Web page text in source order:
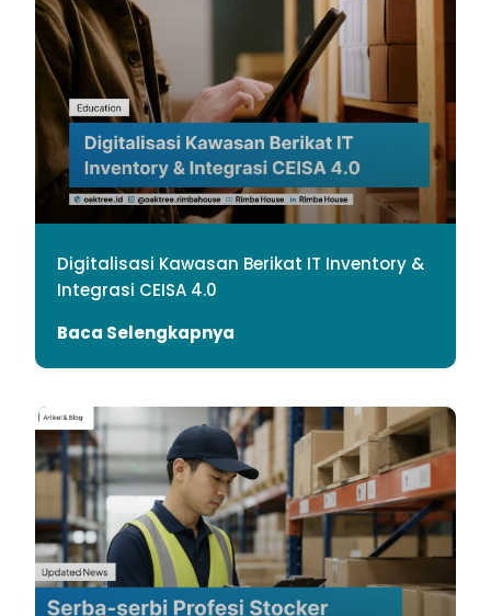
Digitalisasi Kawasan Berikat IT Inventory &
Integrasi CEISA 4.0
Baca Selengkapnya